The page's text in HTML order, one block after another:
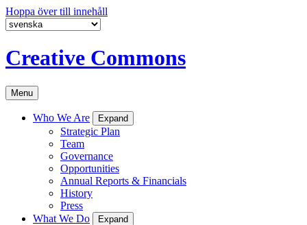
Hoppa över till innehåll
Creative Commons
Menu
Who We Are Expand
Strategic Plan
Team
Governance
Opportunities
Annual Reports & Financials
History
Press
What We Do
Expand